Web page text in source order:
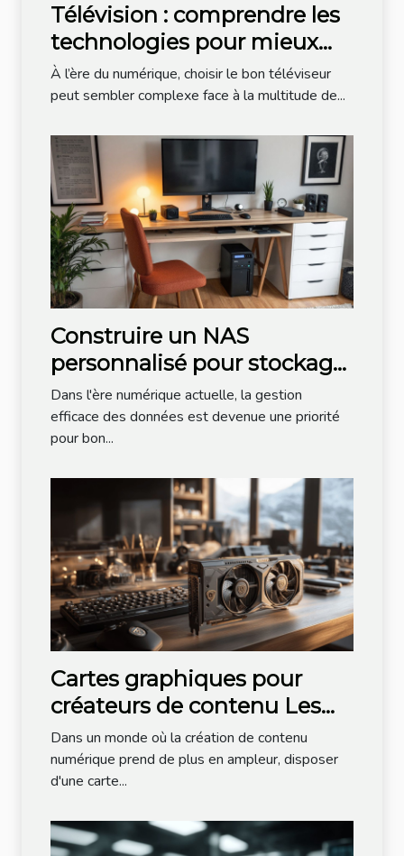
Télévision : comprendre les
technologies pour mieux
choisir
À l’ère du numérique, choisir le bon téléviseur
peut sembler complexe face à la multitude de...
Construire un NAS
personnalisé pour stockage
et partage de données à
domicile
Dans l'ère numérique actuelle, la gestion
efficace des données est devenue une priorité
pour bon...
Cartes graphiques pour
créateurs de contenu Les
meilleures options sans se
ruiner
Dans un monde où la création de contenu
numérique prend de plus en ampleur, disposer
d'une carte...